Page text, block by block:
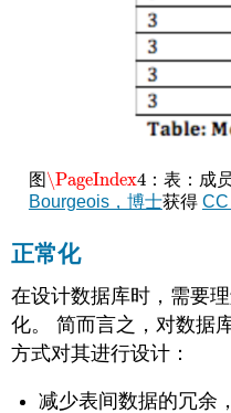
图\PageIndex4
\PageIndex4 ：表：成
Bourgeois，博士获得 CC
正常化
在设计数据库时，需要
化。 简而言之，对数据
方式对其进行设计：
减少表间数据的冗余